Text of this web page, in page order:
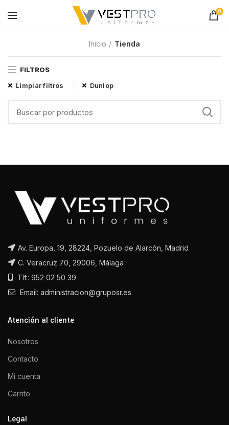
0
Inicio Tienda
FILTROS
Limpiar filtros
Dunlop
Av. Europa, 19, 28224, Pozuelo de Alarcón, Madrid
C. Veracruz 70, 29006, Málaga
Tlf.: 952 02 50 39
Email: administracion@gruposr.es
Atención al cliente
Nosotros
Contacto
Mi cuenta
Carrito
Legal